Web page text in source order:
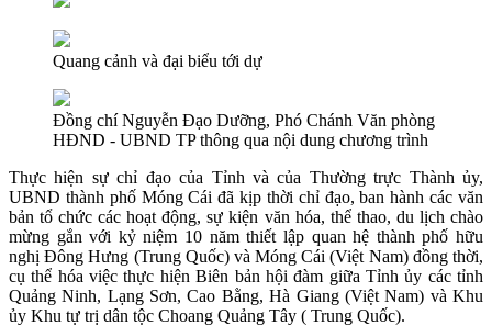
Quang cảnh và đại biểu tới dự
Đồng chí Nguyễn Đạo Dưỡng, Phó Chánh Văn phòng
HĐND - UBND TP thông qua nội dung chương trình
Thực hiện sự chỉ đạo của Tỉnh và của Thường trực Thành ủy,
UBND thành phố Móng Cái đã kịp thời chỉ đạo, ban hành các văn
bản tổ chức các hoạt động, sự kiện văn hóa, thể thao, du lịch chào
mừng gắn với kỷ niệm 10 năm thiết lập quan hệ thành phố hữu
nghị Đông Hưng (Trung Quốc) và Móng Cái (Việt Nam) đồng thời,
cụ thể hóa việc thực hiện Biên bản hội đàm giữa Tỉnh ủy các tỉnh
Quảng Ninh, Lạng Sơn, Cao Bằng, Hà Giang (Việt Nam) và Khu
ủy Khu tự trị dân tộc Choang Quảng Tây ( Trung Quốc).